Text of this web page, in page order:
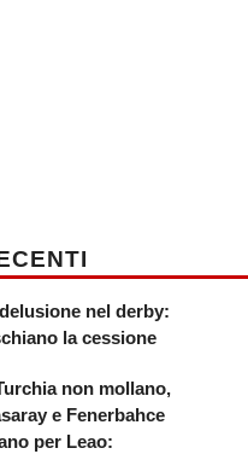
nel derby:
la cessione
non mollano,
e Fenerbahce
per Leao: